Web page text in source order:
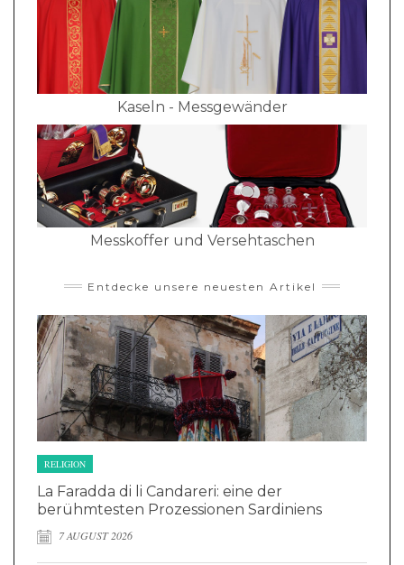
Kaseln - Messgewänder
Messkoffer und Versehtaschen
Entdecke unsere neuesten Artikel
RELIGION
La Faradda di li Candareri: eine der
berühmtesten Prozessionen Sardiniens
7 AUGUST 2026